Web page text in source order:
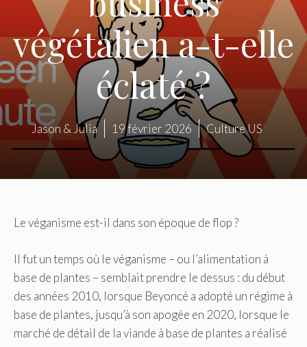
végétalien a-t-elle
éclaté ?
Jason & Julia 19 février 2026 Culture US
Le véganisme est-il dans son époque de flop ?
Il fut un temps où le véganisme – ou l’alimentation à
base de plantes – semblait prendre le dessus : du début
des années 2010, lorsque Beyoncé a adopté un régime à
base de plantes, jusqu’à son apogée en 2020, lorsque le
marché de détail de la viande à base de plantes a réalisé